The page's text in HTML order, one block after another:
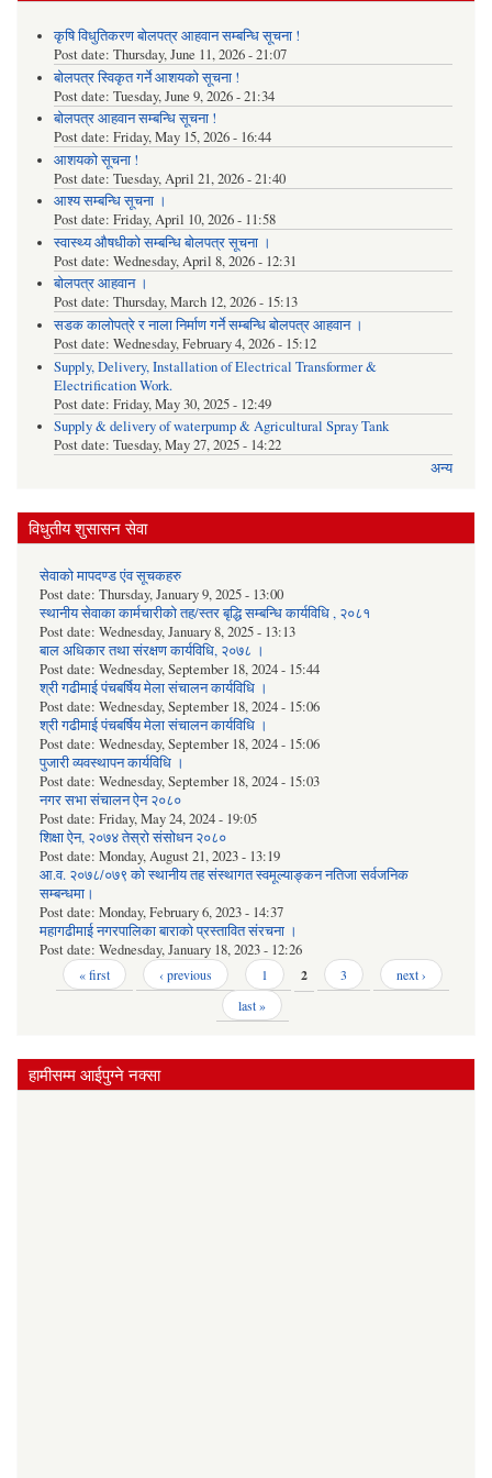
कृषि विधुतिकरण बोलपत्र आहवान सम्बन्धि सूचना !
Post date: Thursday, June 11, 2026 - 21:07
बोलपत्र स्विकृत गर्ने आशयको सूचना !
Post date: Tuesday, June 9, 2026 - 21:34
बोलपत्र आहवान सम्बन्धि सूचना !
Post date: Friday, May 15, 2026 - 16:44
आशयको सूचना !
Post date: Tuesday, April 21, 2026 - 21:40
आश्य सम्बन्धि सूचना ।
Post date: Friday, April 10, 2026 - 11:58
स्वास्थ्य औषधीको सम्बन्धि बोलपत्र सूचना ।
Post date: Wednesday, April 8, 2026 - 12:31
बोलपत्र आहवान ।
Post date: Thursday, March 12, 2026 - 15:13
सडक कालोपत्रे र नाला निर्माण गर्ने सम्बन्धि बोलपत्र आहवान ।
Post date: Wednesday, February 4, 2026 - 15:12
Supply, Delivery, Installation of Electrical Transformer &
Electrification Work.
Post date: Friday, May 30, 2025 - 12:49
Supply & delivery of waterpump & Agricultural Spray Tank
Post date: Tuesday, May 27, 2025 - 14:22
अन्य
विधुतीय शुसासन सेवा
सेवाको मापदण्ड एंव सूचकहरु
Post date: Thursday, January 9, 2025 - 13:00
स्थानीय सेवाका कार्मचारीको तह/स्तर बृद्धि सम्बन्धि कार्यविधि , २०८१
Post date: Wednesday, January 8, 2025 - 13:13
बाल अधिकार तथा संरक्षण कार्यविधि, २०७८ ।
Post date: Wednesday, September 18, 2024 - 15:44
श्री गढीमाई पंचबर्षिय मेला संचालन कार्यविधि ।
Post date: Wednesday, September 18, 2024 - 15:06
श्री गढीमाई पंचबर्षिय मेला संचालन कार्यविधि ।
Post date: Wednesday, September 18, 2024 - 15:06
पुजारी व्यवस्थापन कार्यविधि ।
Post date: Wednesday, September 18, 2024 - 15:03
नगर सभा संचालन ऐन २०८०
Post date: Friday, May 24, 2024 - 19:05
शिक्षा ऐन, २०७४ तेस्रो संसोधन २०८०
Post date: Monday, August 21, 2023 - 13:19
आ.व. २०७८/०७९ को स्थानीय तह संस्थागत स्वमूल्याङ्कन नतिजा सर्वजनिक
सम्बन्धमा।
Post date: Monday, February 6, 2023 - 14:37
महागढीमाई नगरपालिका बाराको प्रस्तावित संरचना ।
Post date: Wednesday, January 18, 2023 - 12:26
Pages« first ‹ previous 1 2 3
next ›
last »
हामीसम्म आईपुग्‍ने नक्सा